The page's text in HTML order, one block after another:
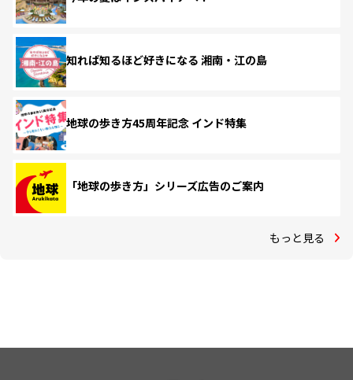
知れば知るほど好きになる 湘南・江の島
地球の歩き方45周年記念 インド特集
「地球の歩き方」シリーズ広告のご案内
もっと見る